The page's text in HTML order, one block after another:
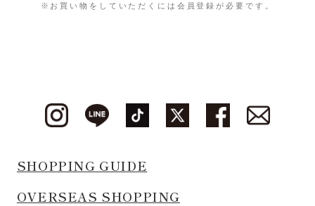
※お買い物をしていただくには会員登録が必要です。
SHOPPING GUIDE
OVERSEAS SHOPPING